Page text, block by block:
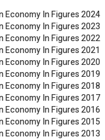
Economy In Figures 2024
Economy In Figures 2023
Economy In Figures 2022
Economy In Figures 2021
Economy In Figures 2020
Economy In Figures 2019
Economy In Figures 2018
Economy In Figures 2017
Economy In Figures 2016
Economy In Figures 2015
Economy In Figures 2013